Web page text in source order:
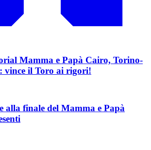
Mamma e Papà Cairo, Torino-
vince il Toro ai rigori!
alla finale del Mamma e Papà